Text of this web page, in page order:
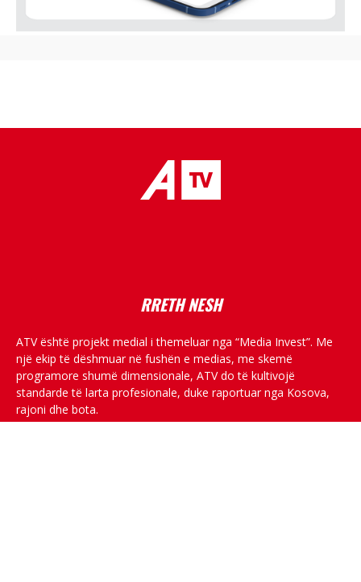
RRETH NESH
ATV është projekt medial i themeluar nga “Media Invest”. Me
një ekip të dëshmuar në fushën e medias, me skemë
programore shumë dimensionale, ATV do të kultivojë
standarde të larta profesionale, duke raportuar nga Kosova,
rajoni dhe bota.